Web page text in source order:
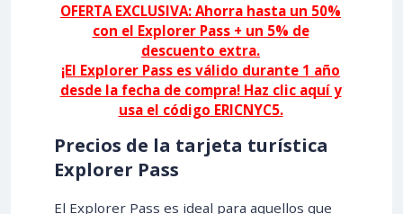
OFERTA EXCLUSIVA: Ahorra hasta un 50%
con el Explorer Pass + un 5% de
descuento extra.
¡El Explorer Pass es válido durante 1 año
desde la fecha de compra! Haz clic aquí y
usa el código ERICNYC5.
Precios de la tarjeta turística
Explorer Pass
El Explorer Pass es ideal para aquellos que